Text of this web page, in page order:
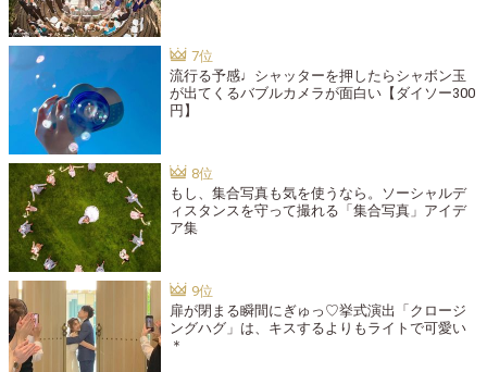
流行る予感♩シャッターを押したらシャボン玉
が出てくるバブルカメラが面白い【ダイソー300
円】
もし、集合写真も気を使うなら。ソーシャルデ
ィスタンスを守って撮れる「集合写真」アイデ
ア集
扉が閉まる瞬間にぎゅっ♡挙式演出「クロージ
ングハグ」は、キスするよりもライトで可愛い
＊